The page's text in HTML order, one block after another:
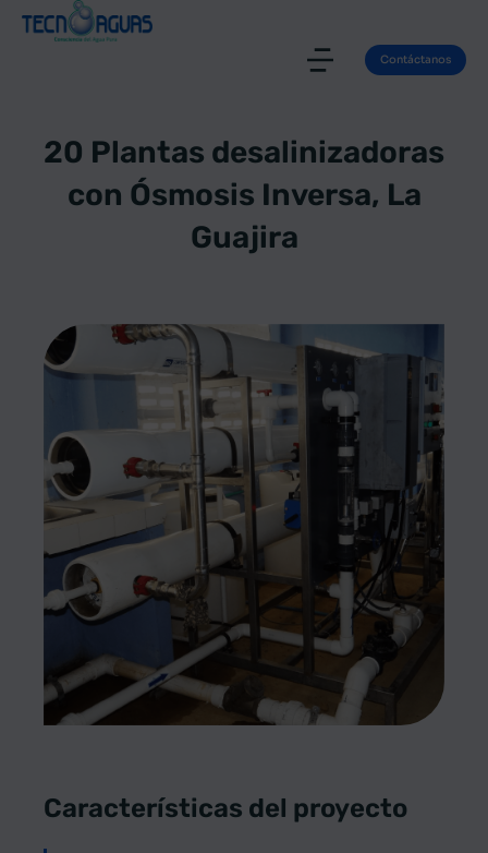
Contáctanos
20 Plantas desalinizadoras
con Ósmosis Inversa, La
Guajira
Características del proyecto